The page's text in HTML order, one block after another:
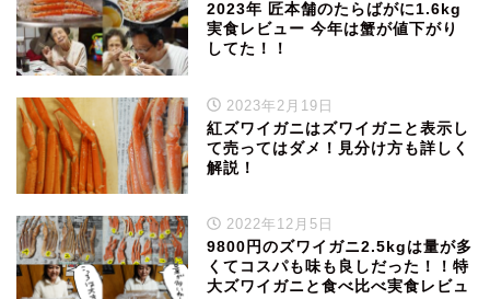
2023年 匠本舗のたらばがに1.6kg
実食レビュー 今年は蟹が値下がり
してた！！
2023年2月19日
紅ズワイガニはズワイガニと表示し
て売ってはダメ！見分け方も詳しく
解説！
2022年12月5日
9800円のズワイガニ2.5kgは量が多
くてコスパも味も良しだった！！特
大ズワイガニと食べ比べ実食レビュ